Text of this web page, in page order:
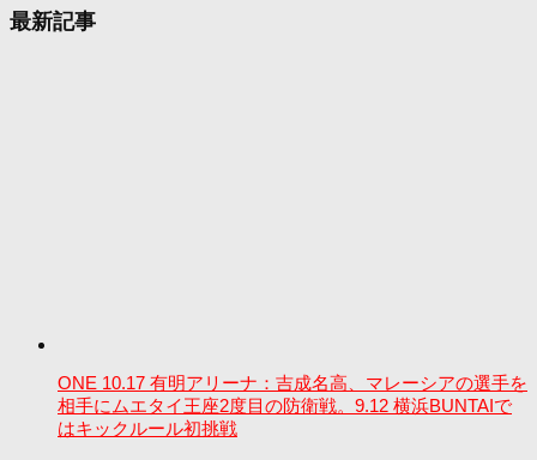
最新記事
ONE 10.17 有明アリーナ：吉成名高、マレーシアの選手を
相手にムエタイ王座2度目の防衛戦。9.12 横浜BUNTAIで
はキックルール初挑戦